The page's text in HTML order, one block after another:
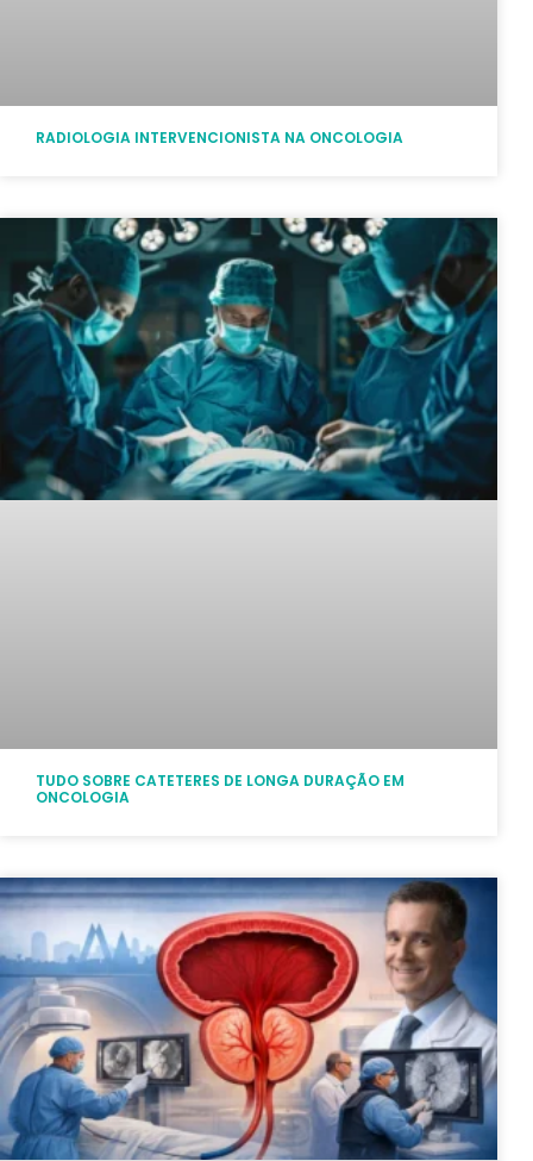
RADIOLOGIA INTERVENCIONISTA NA ONCOLOGIA
TUDO SOBRE CATETERES DE LONGA DURAÇÃO EM
ONCOLOGIA